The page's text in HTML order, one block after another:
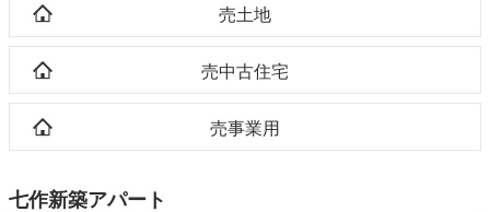
売土地
売中古住宅
売事業用
七作新築アパート